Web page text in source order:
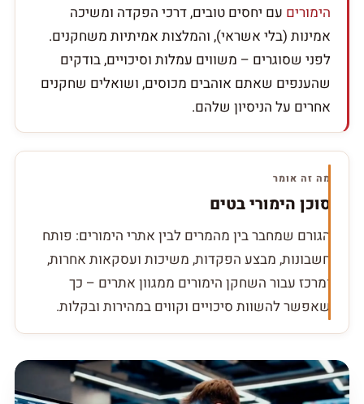
הימורים עם יחסים טובים, דרכי הפקדה ומשיכה
אמינות (בלי אשראי), והמלצות אמיתיות משחקנים.
לפני שסוגרים – משווים עמלות וסיכויים, בודקים
שהענפים שאתם אוהבים מכוסים, ושואלים שחקנים
אחרים על הניסיון שלהם.
מה זה אומר
סוכן הימורי בטים
הגורם שמחבר בין מהמרים לבין אתרי הימורים: פותח
חשבונות, מבצע הפקדות, משיכות ועסקאות אחרות,
ומרכז עבור השחקן הימורים ממגוון אתרים – כך
שאפשר להשוות סיכויים וקווים במהירות ובקלות.